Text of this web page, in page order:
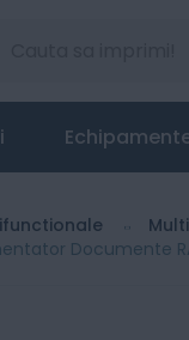
Documente
C268i +